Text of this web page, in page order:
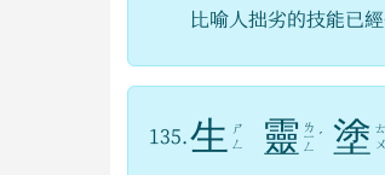
比喻人拙劣的技能已
135. 生
ㄕ
ㄥ
靈 ㄌ
ㄧ
ㄥ
ˊ 塗 ㄊ
ㄨ